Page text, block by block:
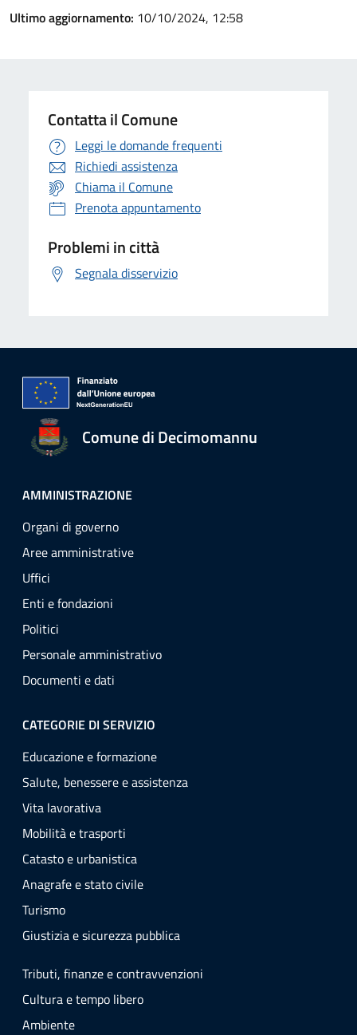
Ultimo aggiornamento: 10/10/2024, 12:58
Contatta il Comune
Leggi le domande frequenti
Richiedi assistenza
Chiama il Comune
Prenota appuntamento
Problemi in città
Segnala disservizio
Comune di Decimomannu
AMMINISTRAZIONE
Organi di governo
Aree amministrative
Uffici
Enti e fondazioni
Politici
Personale amministrativo
Documenti e dati
CATEGORIE DI SERVIZIO
Educazione e formazione
Salute, benessere e assistenza
Vita lavorativa
Mobilità e trasporti
Catasto e urbanistica
Anagrafe e stato civile
Turismo
Giustizia e sicurezza pubblica
Tributi, finanze e contravvenzioni
Cultura e tempo libero
Ambiente